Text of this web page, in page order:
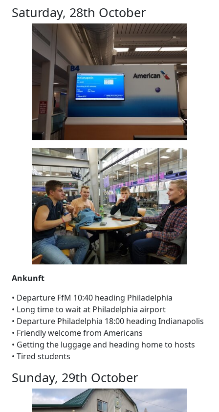
Saturday, 28th October
Ankunft
• Departure FfM 10:40 heading Philadelphia
• Long time to wait at Philadelphia airport
• Departure Philadelphia 18:00 heading Indianapolis
• Friendly welcome from Americans
• Getting the luggage and heading home to hosts
• Tired students
Sunday, 29th October